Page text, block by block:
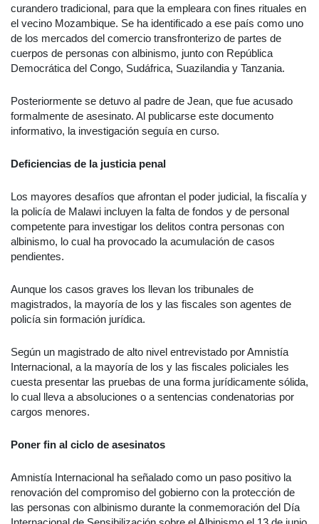
curandero tradicional, para que la empleara con fines rituales en
el vecino Mozambique. Se ha identificado a ese país como uno
de los mercados del comercio transfronterizo de partes de
cuerpos de personas con albinismo, junto con República
Democrática del Congo, Sudáfrica, Suazilandia y Tanzania.
Posteriormente se detuvo al padre de Jean, que fue acusado
formalmente de asesinato. Al publicarse este documento
informativo, la investigación seguía en curso.
Deficiencias de la justicia penal
Los mayores desafíos que afrontan el poder judicial, la fiscalía y
la policía de Malawi incluyen la falta de fondos y de personal
competente para investigar los delitos contra personas con
albinismo, lo cual ha provocado la acumulación de casos
pendientes.
Aunque los casos graves los llevan los tribunales de
magistrados, la mayoría de los y las fiscales son agentes de
policía sin formación jurídica.
Según un magistrado de alto nivel entrevistado por Amnistía
Internacional, a la mayoría de los y las fiscales policiales les
cuesta presentar las pruebas de una forma jurídicamente sólida,
lo cual lleva a absoluciones o a sentencias condenatorias por
cargos menores.
Poner fin al ciclo de asesinatos
Amnistía Internacional ha señalado como un paso positivo la
renovación del compromiso del gobierno con la protección de
las personas con albinismo durante la conmemoración del Día